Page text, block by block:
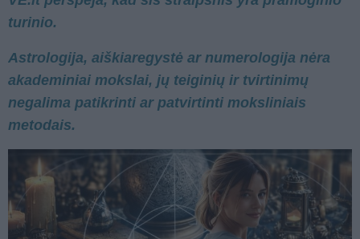
turinio.
Astrologija, aiškiaregystė ar numerologija nėra
akademiniai mokslai, jų teiginių ir tvirtinimų
negalima patikrinti ar patvirtinti moksliniais
metodais.